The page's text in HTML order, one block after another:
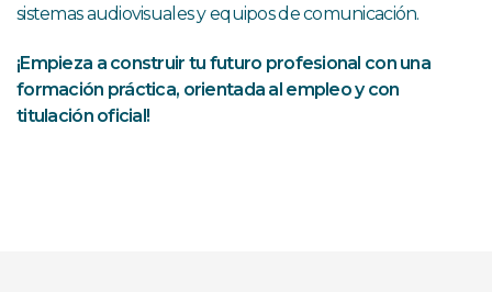
sistemas audiovisuales y equipos de comunicación.
¡Empieza a construir tu futuro profesional con una
formación práctica, orientada al empleo y con
titulación oficial!